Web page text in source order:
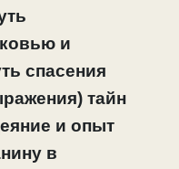
и
спасения
тайн
и опыт
в